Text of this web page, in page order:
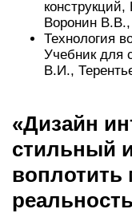
Воронин
Технология
Учебник для
В.И.,
«Дизайн
стильный
воплотить